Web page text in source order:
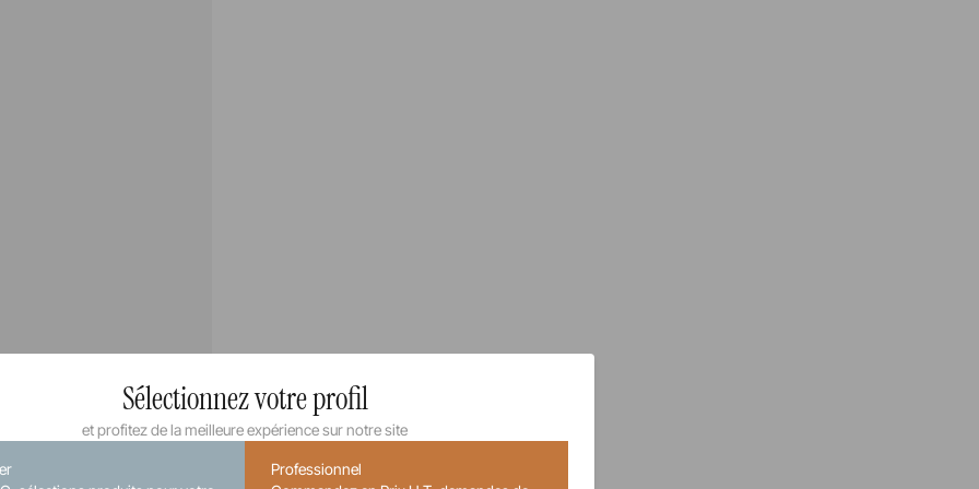
Sélectionnez votre profil
et profitez de la meilleure expérience sur notre site
Professionnel